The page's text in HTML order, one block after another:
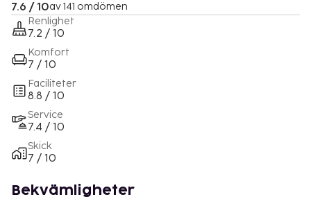
7.6 / 10av 141 omdömen
Renlighet
7.2 / 10
Komfort
7 / 10
Faciliteter
8.8 / 10
Service
7.4 / 10
Skick
7 / 10
Bekvämligheter